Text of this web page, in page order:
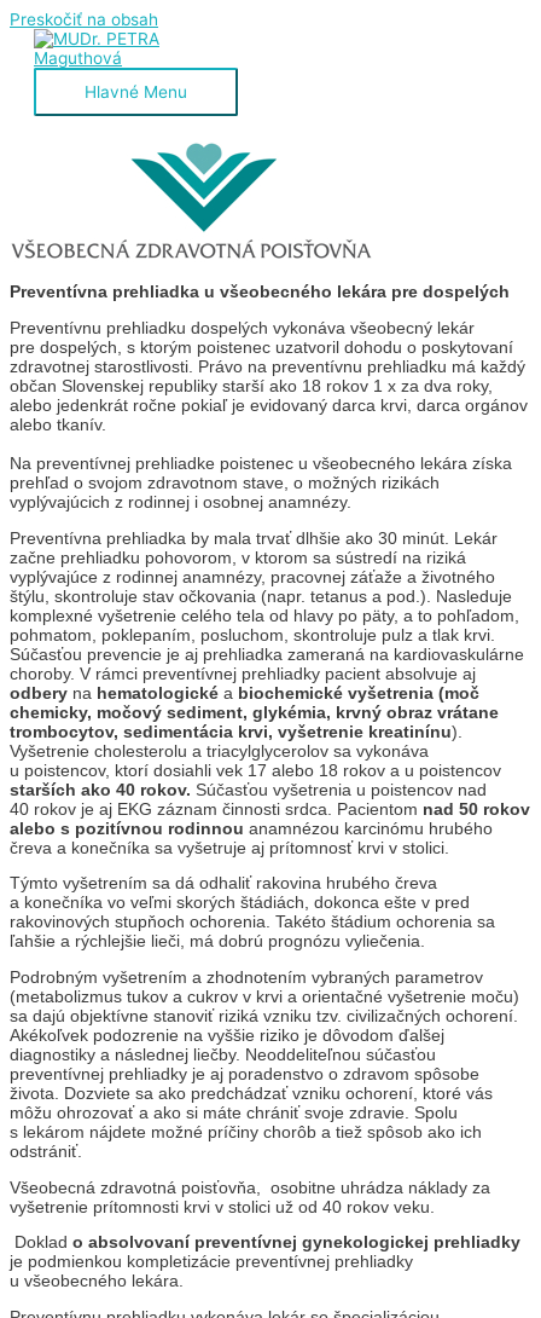
Preskočiť na obsah
Hlavné Menu
Preventívna prehliadka u všeobecného lekára pre dospelých
Preventívnu prehliadku dospelých vykonáva všeobecný lekár
pre dospelých, s ktorým poistenec uzatvoril dohodu o poskytovaní
zdravotnej starostlivosti. Právo na preventívnu prehliadku má každý
občan Slovenskej republiky starší ako 18 rokov 1 x za dva roky,
alebo jedenkrát ročne pokiaľ je evidovaný darca krvi, darca orgánov
alebo tkanív.
Na preventívnej prehliadke poistenec u všeobecného lekára získa
prehľad o svojom zdravotnom stave, o možných rizikách
vyplývajúcich z rodinnej i osobnej anamnézy.
Preventívna prehliadka by mala trvať dlhšie ako 30 minút. Lekár
začne prehliadku pohovorom, v ktorom sa sústredí na riziká
vyplývajúce z rodinnej anamnézy, pracovnej záťaže a životného
štýlu, skontroluje stav očkovania (napr. tetanus a pod.). Nasleduje
komplexné vyšetrenie celého tela od hlavy po päty, a to pohľadom,
pohmatom, poklepaním, posluchom, skontroluje pulz a tlak krvi.
Súčasťou prevencie je aj prehliadka zameraná na kardiovaskulárne
choroby. V rámci preventívnej prehliadky pacient absolvuje aj
odbery na hematologické a biochemické vyšetrenia (moč
chemicky, močový sediment, glykémia, krvný obraz vrátane
trombocytov, sedimentácia krvi, vyšetrenie kreatinínu).
Vyšetrenie cholesterolu a triacylglycerolov sa vykonáva
u poistencov, ktorí dosiahli vek 17 alebo 18 rokov a u poistencov
starších ako 40 rokov. Súčasťou vyšetrenia u poistencov nad
40 rokov je aj EKG záznam činnosti srdca. Pacientom nad 50 rokov
alebo s pozitívnou rodinnou anamnézou karcinómu hrubého
čreva a konečníka sa vyšetruje aj prítomnosť krvi v stolici.
Týmto vyšetrením sa dá odhaliť rakovina hrubého čreva
a konečníka vo veľmi skorých štádiách, dokonca ešte v pred
rakovinových stupňoch ochorenia. Takéto štádium ochorenia sa
ľahšie a rýchlejšie lieči, má dobrú prognózu vyliečenia.
Podrobným vyšetrením a zhodnotením vybraných parametrov
(metabolizmus tukov a cukrov v krvi a orientačné vyšetrenie moču)
sa dajú objektívne stanoviť riziká vzniku tzv. civilizačných ochorení.
Akékoľvek podozrenie na vyššie riziko je dôvodom ďalšej
diagnostiky a následnej liečby. Neoddeliteľnou súčasťou
preventívnej prehliadky je aj poradenstvo o zdravom spôsobe
života. Dozviete sa ako predchádzať vzniku ochorení, ktoré vás
môžu ohrozovať a ako si máte chrániť svoje zdravie. Spolu
s lekárom nájdete možné príčiny chorôb a tiež spôsob ako ich
odstrániť.
Všeobecná zdravotná poisťovňa, osobitne uhrádza náklady za
vyšetrenie prítomnosti krvi v stolici už od 40 rokov veku.
Doklad o absolvovaní preventívnej gynekologickej prehliadky
je podmienkou kompletizácie preventívnej prehliadky
u všeobecného lekára.